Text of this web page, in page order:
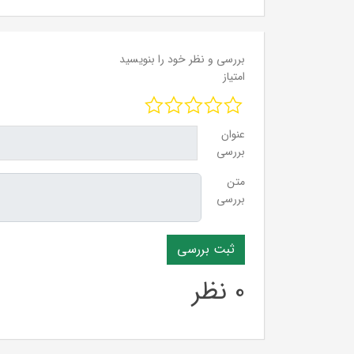
بررسی و نظر خود را بنویسید
امتیاز
عنوان
بررسی
متن
بررسی
0 نظر